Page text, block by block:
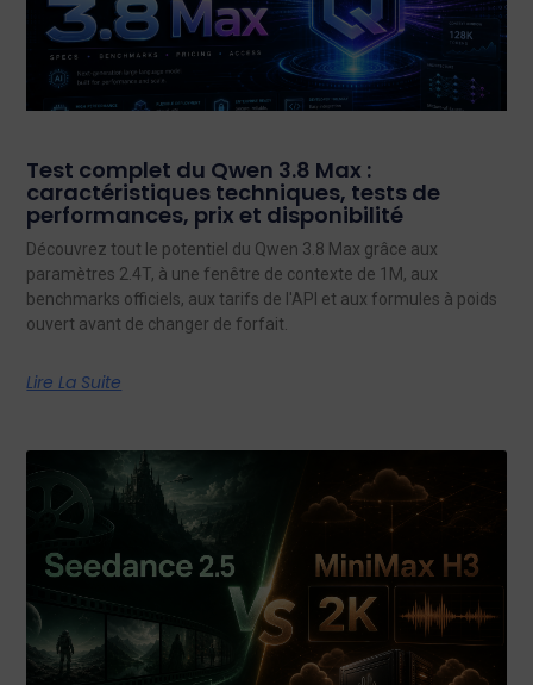
Test complet du Qwen 3.8 Max :
caractéristiques techniques, tests de
performances, prix et disponibilité
Découvrez tout le potentiel du Qwen 3.8 Max grâce aux
paramètres 2.4T, à une fenêtre de contexte de 1M, aux
benchmarks officiels, aux tarifs de l'API et aux formules à poids
ouvert avant de changer de forfait.
Lire La Suite